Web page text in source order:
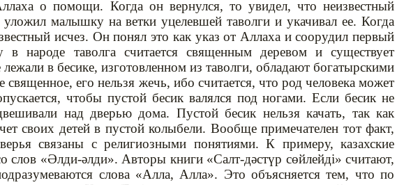
о помощи. Когда он вернулся, то увидел, что неизвестный
малышку на ветки уцелевшей таволги и укачивал ее. Когда
исчез. Он понял это как указ от Аллаха и соорудил первый
в народе таволга считается священным деревом и существует
в бесике, изготовленном из таволги, обладают богатырскими
священное, его нельзя жечь, ибо считается, что род человека может
чтобы пустой бесик валялся под ногами. Если бесик не
над дверью дома. Пустой бесик нельзя качать, так как
своих детей в пустой колыбели. Вообще примечателен тот факт,
связаны с религиозными понятиями. К примеру, казахские
слов «Әлди-әлди». Авторы книги «Салт-дәстүр сөйлейді» считают,
слова «Алла, Алла». Это объясняется тем, что по